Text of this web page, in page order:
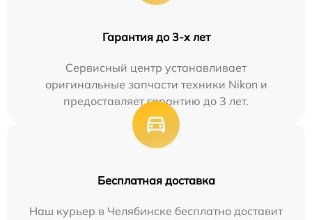
Гарантия до 3-х лет
Сервисный центр устанавливает
оригинальные запчасти техники Nikon и
предоставляет гарантию до 3 лет.
Бесплатная доставка
Наш курьер в Челябинске бесплатно доставит